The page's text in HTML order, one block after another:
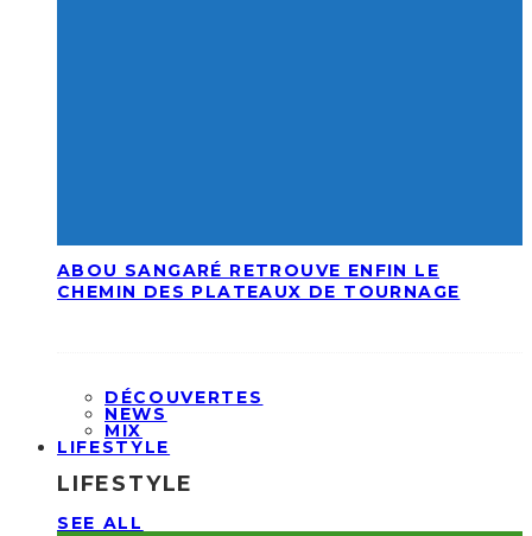
ABOU SANGARÉ RETROUVE ENFIN LE
CHEMIN DES PLATEAUX DE TOURNAGE
DÉCOUVERTES
NEWS
MIX
LIFESTYLE
LIFESTYLE
SEE ALL